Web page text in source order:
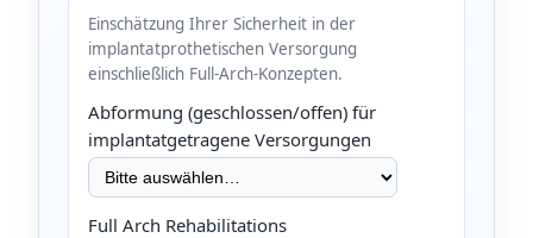
Einschätzung Ihrer Sicherheit in der
implantatprothetischen Versorgung
einschließlich Full-Arch-Konzepten.
Abformung (geschlossen/offen) für
implantatgetragene Versorgungen
Full Arch Rehabilitations